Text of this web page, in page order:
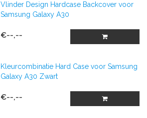
Vlinder Design Hardcase Backcover voor
Samsung Galaxy A30
€--,--
Kleurcombinatie Hard Case voor Samsung
Galaxy A30 Zwart
€--,--